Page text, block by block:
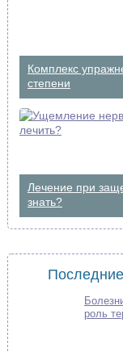
Комплекс
степени
Лечение при
знать?
роль